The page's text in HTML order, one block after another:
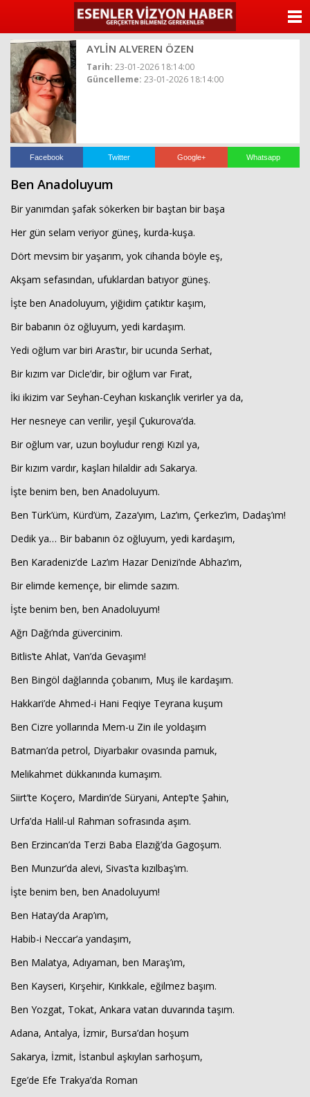
AYLİN ALVEREN ÖZEN
Tarih: 23-01-2026 18:14:00
Güncelleme: 23-01-2026 18:14:00
Facebook Twitter Google+ Whatsapp
Ben Anadoluyum
Bir yanımdan şafak sökerken bir baştan bir başa
Her gün selam veriyor güneş, kurda-kuşa.
Dört mevsim bir yaşarım, yok cihanda böyle eş,
Akşam sefasından, ufuklardan batıyor güneş.
İşte ben Anadoluyum, yiğidim çatıktır kaşım,
Bir babanın öz oğluyum, yedi kardaşım.
Yedi oğlum var biri Aras’tır, bir ucunda Serhat,
Bir kızım var Dicle’dir, bir oğlum var Fırat,
İki ikizim var Seyhan-Ceyhan kıskançlık verirler ya da,
Her nesneye can verilir, yeşil Çukurova’da.
Bir oğlum var, uzun boyludur rengi Kızıl ya,
Bir kızım vardır, kaşları hilaldir adı Sakarya.
İşte benim ben, ben Anadoluyum.
Ben Türk’üm, Kürd’üm, Zaza’yım, Laz’ım, Çerkez’im, Dadaş’ım!
Dedik ya… Bir babanın öz oğluyum, yedi kardaşım,
Ben Karadeniz’de Laz’ım Hazar Denizi’nde Abhaz’ım,
Bir elimde kemençe, bir elimde sazım.
İşte benim ben, ben Anadoluyum!
Ağrı Dağı’nda güvercinim.
Bitlis’te Ahlat, Van’da Gevaşım!
Ben Bingöl dağlarında çobanım, Muş ile kardaşım.
Hakkari’de Ahmed-i Hani Feqiye Teyrana kuşum
Ben Cizre yollarında Mem-u Zin ile yoldaşım
Batman’da petrol, Diyarbakır ovasında pamuk,
Melikahmet dükkanında kumaşım.
Siirt’te Koçero, Mardin’de Süryani, Antep’te Şahin,
Urfa’da Halil-ul Rahman sofrasında aşım.
Ben Erzincan’da Terzi Baba Elazığ’da Gagoşum.
Ben Munzur’da alevi, Sivas’ta kızılbaş’ım.
İşte benim ben, ben Anadoluyum!
Ben Hatay’da Arap’ım,
Habib-i Neccar’a yandaşım,
Ben Malatya, Adıyaman, ben Maraş’ım,
Ben Kayseri, Kırşehir, Kırıkkale, eğilmez başım.
Ben Yozgat, Tokat, Ankara vatan duvarında taşım.
Adana, Antalya, İzmir, Bursa’dan hoşum
Sakarya, İzmit, İstanbul aşkıylan sarhoşum,
Ege’de Efe Trakya’da Roman
ANASAYFA
YAZARLAR
İLETİŞİM